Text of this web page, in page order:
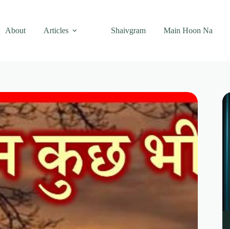
About Articles Shaivgram Main Hoon Na